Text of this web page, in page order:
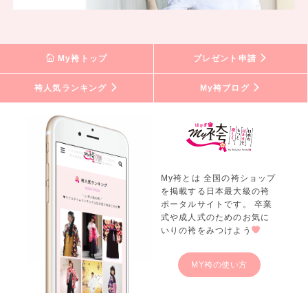
My袴トップ プレゼント申請
袴人気ランキング My袴ブログ
My袴とは 全国の袴ショップ
を掲載する日本最大級の袴
ポータルサイトです。 卒業
式や成人式のためのお気に
いりの袴をみつけよう
MY袴の使い方